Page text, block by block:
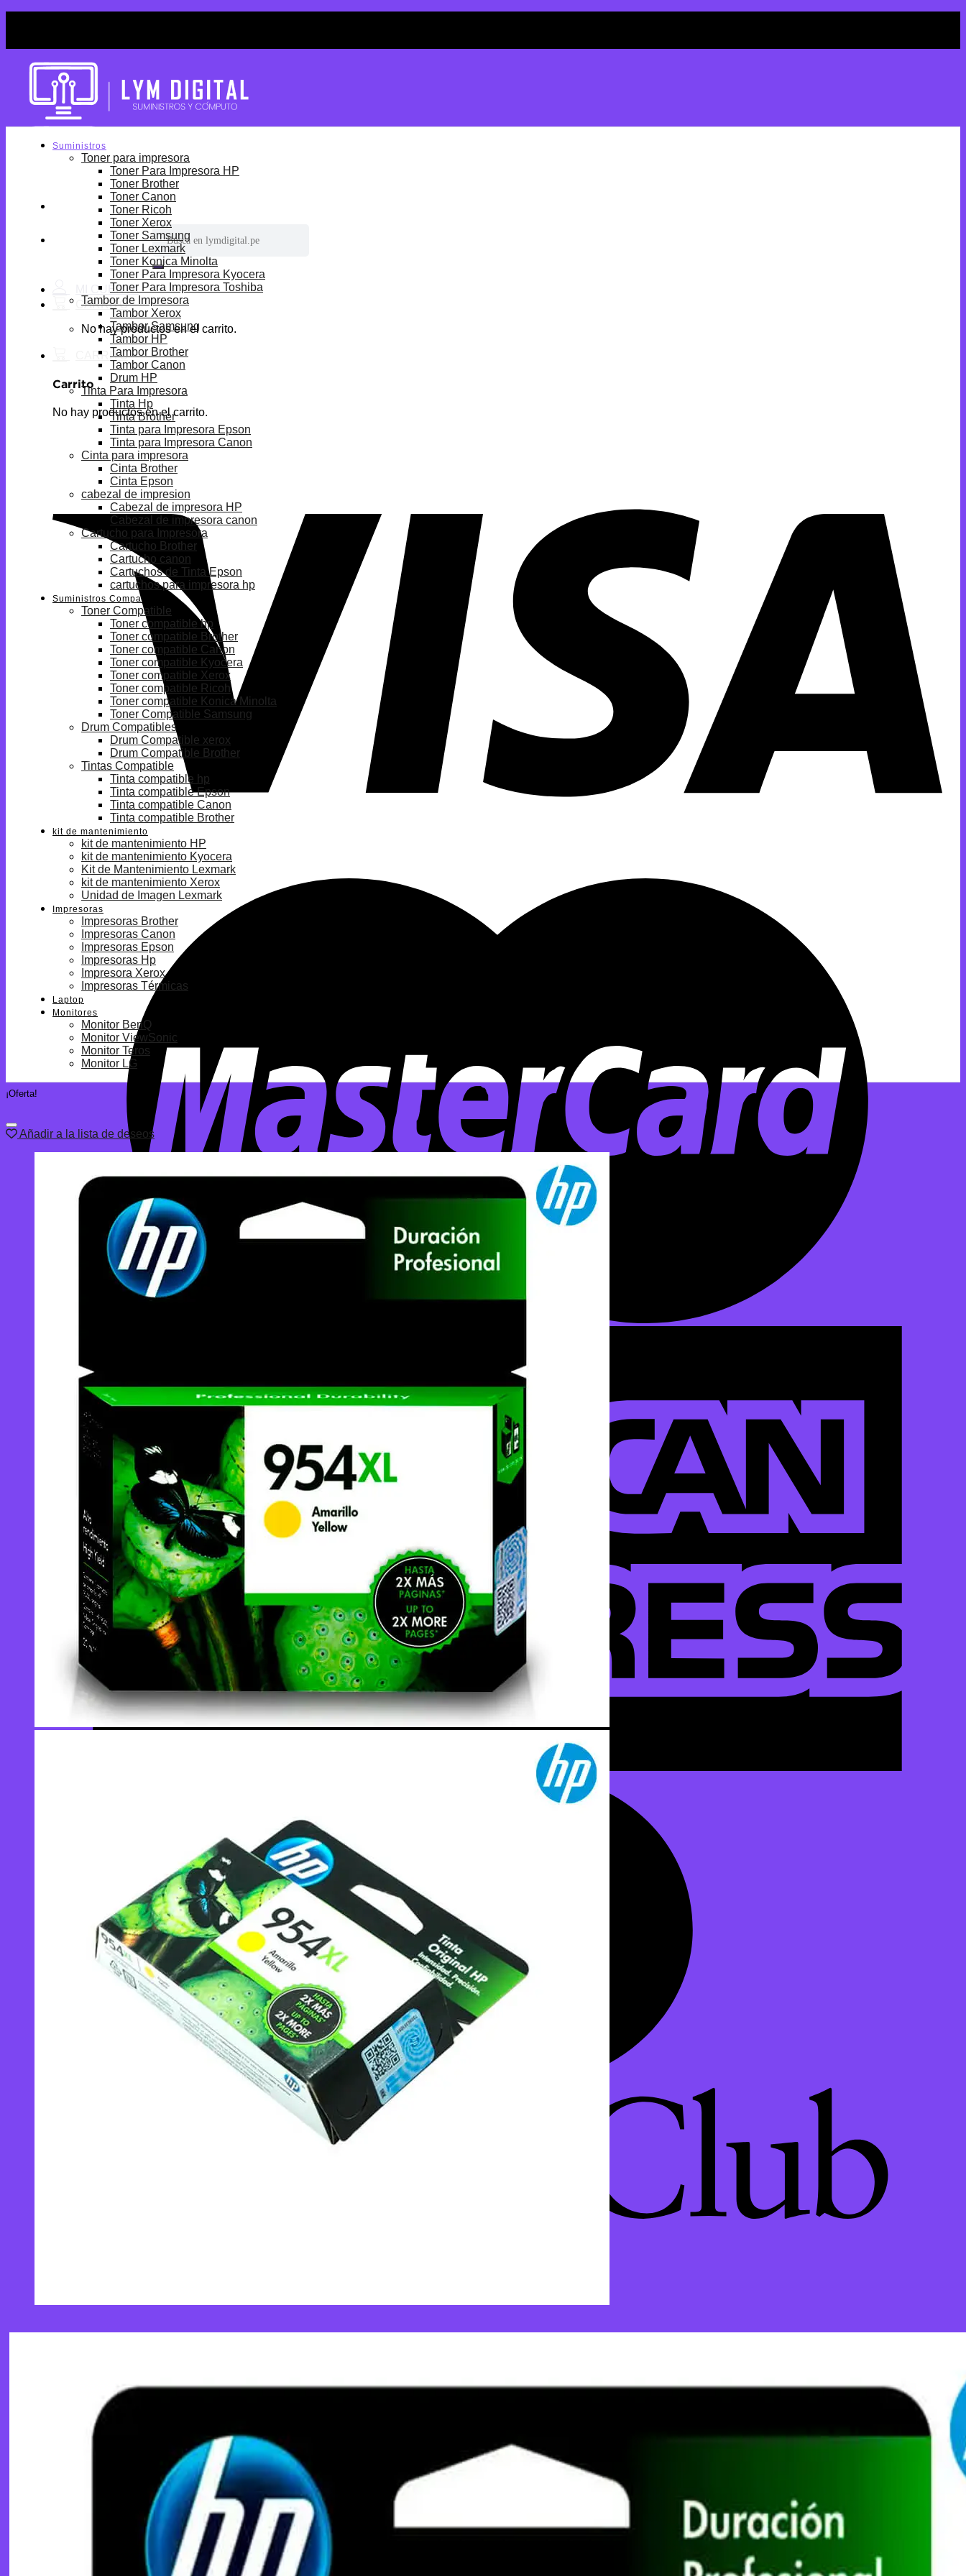
Buscar
por:
No hay productos en el carrito.
Carrito
No hay productos en el carrito.
Suministros
Toner para impresora
Toner Para Impresora HP
Toner Brother
Toner Canon
Toner Ricoh
Toner Xerox
Toner Samsung
Toner Lexmark
Toner Konica Minolta
Toner Para Impresora Kyocera
Toner Para Impresora Toshiba
Tambor de Impresora
Tambor Xerox
Tambor Samsung
Tambor HP
Tambor Brother
Tambor Canon
Drum HP
Tinta Para Impresora
Tinta Hp
Tinta Brother
Tinta para Impresora Epson
Tinta para Impresora Canon
Cinta para impresora
Cinta Brother
Cinta Epson
cabezal de impresion
Cabezal de impresora HP
Cabezal de impresora canon
Cartucho para Impresora
Cartucho Brother
Cartucho canon
Cartuchos de Tinta Epson
cartuchos para impresora hp
Suministros Compatibles
Toner Compatible
Toner compatible hp
Toner compatible Brother
Toner compatible Canon
Toner compatible Kyocera
Toner compatible Xerox
Toner compatible Ricoh
Toner compatible Konica Minolta
Toner Compatible Samsung
Drum Compatibles
Drum Compatible xerox
Drum Compatible Brother
Tintas Compatible
Tinta compatible hp
Tinta compatible Epson
Tinta compatible Canon
Tinta compatible Brother
kit de mantenimiento
kit de mantenimiento HP
kit de mantenimiento Kyocera
Kit de Mantenimiento Lexmark
kit de mantenimiento Xerox
Unidad de Imagen Lexmark
Impresoras
Impresoras Brother
Impresoras Canon
Impresoras Epson
Impresoras Hp
Impresora Xerox
Impresoras Térmicas
Laptop
Monitores
Monitor BenQ
Monitor ViewSonic
Monitor Teros
Monitor LG
¡Oferta!
Añadir a la lista de deseos